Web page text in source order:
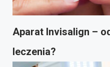
Aparat Invisalign –
leczenia?